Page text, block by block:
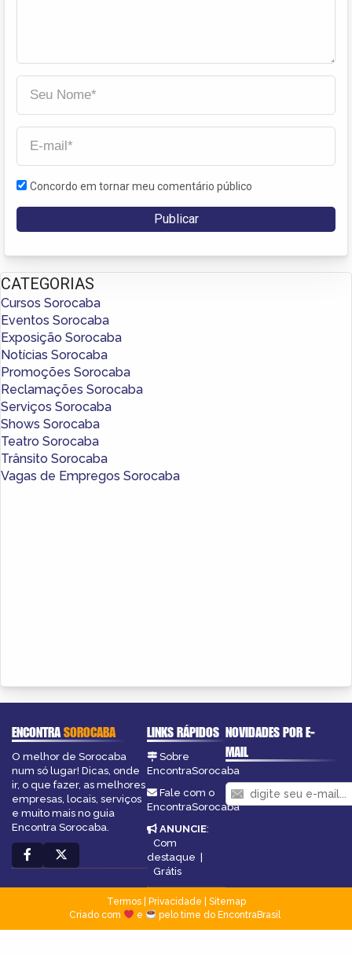
Concordo em tornar meu comentário público
CATEGORIAS
Cursos Sorocaba
Eventos Sorocaba
Exposição Sorocaba
Notícias Sorocaba
Promoções Sorocaba
Reclamações Sorocaba
Serviços Sorocaba
Shows Sorocaba
Teatro Sorocaba
Trânsito Sorocaba
Vagas de Empregos Sorocaba
ENCONTRASOROCABA
O melhor de Sorocaba
num só lugar! Dicas, onde
ir, o que fazer, as melhores
empresas, locais, serviços
e muito mais no guia
Encontra Sorocaba.
LINKS RÁPIDOS
Sobre
EncontraSorocaba
Fale com o
EncontraSorocaba
ANUNCIE:
Com
destaque
Grátis
NOVIDADES POR E-
MAIL
Termos| Privacidade
Sitemap
Criado com
e pelo time do EncontraBrasil